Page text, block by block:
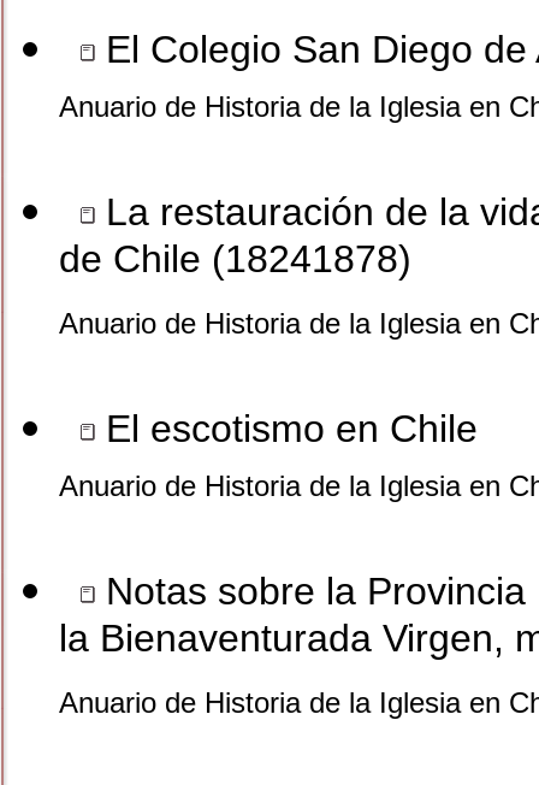
El Colegio San Diego
Anuario de Historia de la Iglesia en
La restauración de la
de Chile (18241878)
Anuario de Historia de la Iglesia en
El escotismo en Chile
Anuario de Historia de la Iglesia en
Notas sobre la
la Bienaventurada Virgen,
Anuario de Historia de la Iglesia en